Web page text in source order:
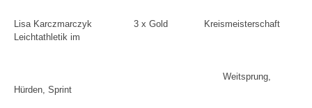
Lisa Karczmarczyk 3 x Gold
Kreismeisterschaft
Leichtathletik im
Weitsprung,
Hürden, Sprint